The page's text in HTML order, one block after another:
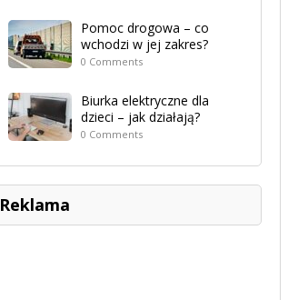
Pomoc drogowa – co
wchodzi w jej zakres?
0 Comments
Biurka elektryczne dla
dzieci – jak działają?
0 Comments
Reklama